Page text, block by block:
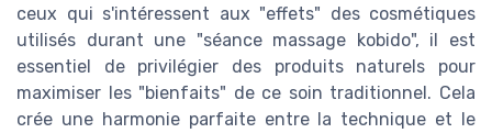
ceux qui s'intéressent aux "effets" des cosmétiques
utilisés durant une "séance massage kobido", il est
essentiel de privilégier des produits naturels pour
maximiser les "bienfaits" de ce soin traditionnel. Cela
crée une harmonie parfaite entre la technique et le